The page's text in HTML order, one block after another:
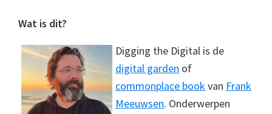
Footer
Wat is dit?
Digging the Digital is de
digital garden of
commonplace bookvan Frank
Meeuwsen. Onderwerpen